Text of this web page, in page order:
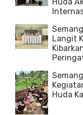
Langit
Huda